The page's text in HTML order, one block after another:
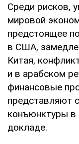
Среди рисков,
мировой
предстоящее
в США,
Китая,
и в арабском
финансовые
представляют
конъюнктуры в
докладе.